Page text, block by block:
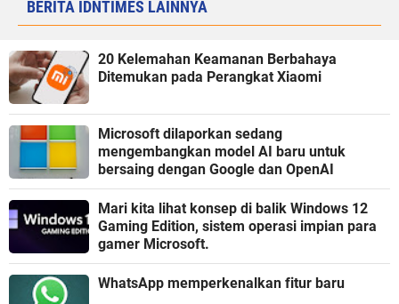
BERITA IDNTIMES LAINNYA
20 Kelemahan Keamanan Berbahaya
Ditemukan pada Perangkat Xiaomi
Microsoft dilaporkan sedang
mengembangkan model AI baru untuk
bersaing dengan Google dan OpenAI
Mari kita lihat konsep di balik Windows 12
Gaming Edition, sistem operasi impian para
gamer Microsoft.
WhatsApp memperkenalkan fitur baru